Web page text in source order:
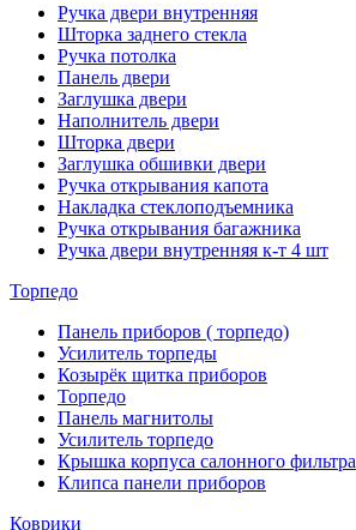
Ручка двери внутренняя
Шторка заднего стекла
Ручка потолка
Панель двери
Заглушка двери
Наполнитель двери
Шторка двери
Заглушка обшивки двери
Ручка открывания капота
Накладка стеклоподъемника
Ручка открывания багажника
Ручка двери внутренняя к-т 4 шт
Торпедо
Панель приборов ( торпедо)
Усилитель торпеды
Козырёк щитка приборов
Торпедо
Панель магнитолы
Усилитель торпедо
Крышка корпуса салонного фильтра
Клипса панели приборов
Коврики